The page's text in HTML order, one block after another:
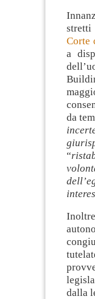
Corte
a
da
“
dalla